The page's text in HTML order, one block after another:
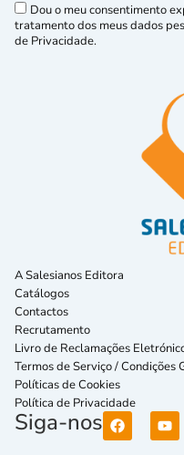
Dou o meu consentimento
tratamento dos meus dados
de Privacidade.
A Salesianos Editora
Catálogos
Contactos
Recrutamento
Livro de Reclamações
Termos de Serviço / Condições
Políticas de Cookies
Política de Privacidade
Siga-nos